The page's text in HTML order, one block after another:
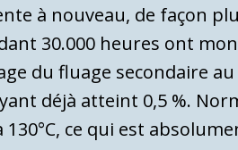
à nouveau, de façon
30.000 heures ont
du fluage secondaire
déjà atteint 0,5 %.
ce qui est